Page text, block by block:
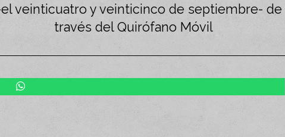
veinticuatro y veinticinco de septiembre-
través del Quirófano Móvil